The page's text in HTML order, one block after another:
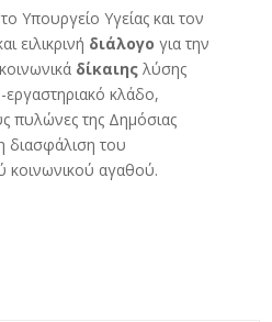
Υπουργείο Υγείας και τον
ειλικρινή διάλογο για την
δίκαιηςλύσης
εργαστηριακό κλάδο,
πυλώνες της Δημόσιας
διασφάλιση του
κοινωνικού αγαθού.